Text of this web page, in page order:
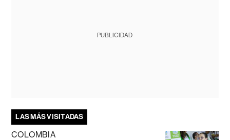
PUBLICIDAD
LAS MÁS VISITADAS
COLOMBIA